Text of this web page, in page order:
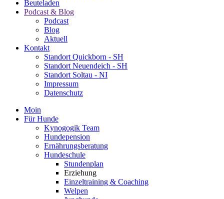
Beuteladen
Podcast & Blog
Podcast
Blog
Aktuell
Kontakt
Standort Quickborn - SH
Standort Neuendeich - SH
Standort Soltau - NI
Impressum
Datenschutz
Moin
Für Hunde
Kynogogik Team
Hundepension
Ernährungsberatung
Hundeschule
Stundenplan
Erziehung
Einzeltraining & Coaching
Welpen